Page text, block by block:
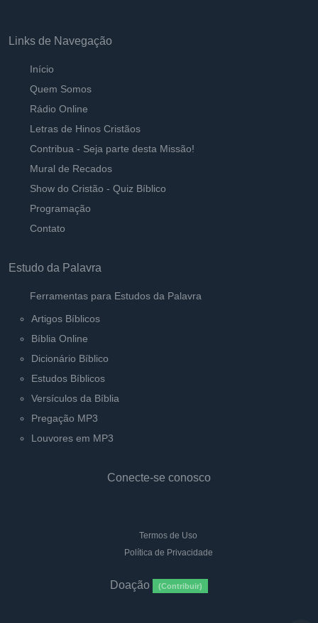
Links de Navegação
Início
Quem Somos
Rádio Online
Letras de Hinos Cristãos
Contribua - Seja parte desta Missão!
Mural de Recados
Show do Cristão - Quiz Bíblico
Programação
Contato
Estudo da Palavra
Ferramentas para Estudos da Palavra
Artigos Bíblicos
Bíblia Online
Dicionário Bíblico
Estudos Bíblicos
Versículos da Bíblia
Pregação MP3
Louvores em MP3
Conecte-se conosco
Termos de Uso
Política de Privacidade
Doação (Contribuir)